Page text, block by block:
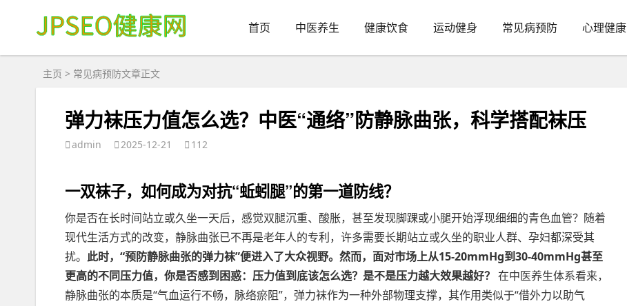
首页 中医养生 健康饮食 运动健身 常见病预防 心理健康
主页 > 常见病预防文章正文
弹力袜压力值怎么选？中医“通络”防静脉曲张，科学搭配袜压
admin 2025-12-21 112
一双袜子，如何成为对抗“蚯蚓腿”的第一道防线？
你是否在长时间站立或久坐一天后，感觉双腿沉重、酸胀，甚至发现脚踝或小腿开始浮现细细的青色血管？随着
现代生活方式的改变，静脉曲张已不再是老年人的专利，许多需要长期站立或久坐的职业人群、孕妇都深受其
扰。 此时，“预防静脉曲张的弹力袜”便进入了大众视野。然而，面对市场上从15-20mmHg到30-40mmHg甚至
更高的不同压力值，你是否感到困惑：压力值到底该怎么选？是不是压力越大效果越好？ 在中医养生体系看来，
静脉曲张的本质是“气血运行不畅，脉络瘀阻”，弹力袜作为一种外部物理支撑，其作用类似于“借外力以助气